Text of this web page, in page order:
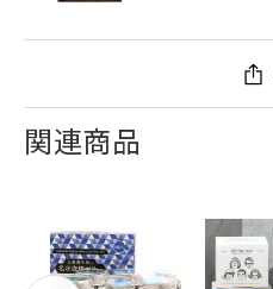
関連商品